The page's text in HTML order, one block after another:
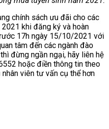
chính sách ưu đãi cho các
khi đăng ký và hoàn
17h ngày 15/10/2021 với
tâm đến các ngành đào
đừng ngần ngại, hãy liên hệ
hoặc điền thông tin theo
viên tư vấn cụ thể hơn